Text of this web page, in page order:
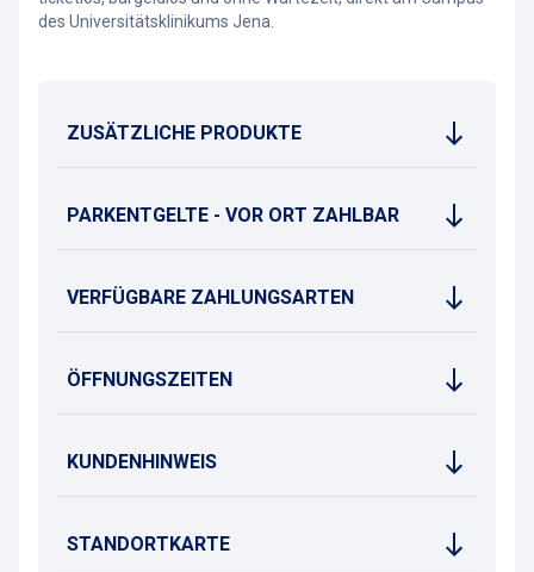
des Universitätsklinikums Jena.
ZUSÄTZLICHE PRODUKTE
PARKENTGELTE - VOR ORT ZAHLBAR
VERFÜGBARE ZAHLUNGSARTEN
ÖFFNUNGSZEITEN
KUNDENHINWEIS
STANDORTKARTE